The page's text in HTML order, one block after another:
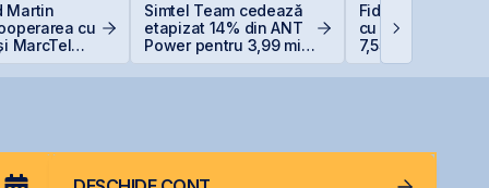
Martin
cu
MarcTel
Simtel Team cedează
etapizat 14% din ANT
Power pentru 3,99 mil.
Fidelis revine în
cu dobânzi de
7,55% pentru lei
6,20% pentru